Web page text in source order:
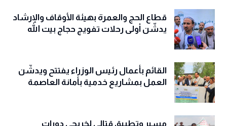
قطاع الحج والعمرة بهيئة الأوقاف والإرشاد
يدشّن أولى رحلات تفويج حجاج بيت الله
القائم بأعمال رئيس الوزراء يفتتح ويدشّن
العمل بمشاريع خدمية بأمانة العاصمة
مسير وتطبيق قتالي لخريجي دورات